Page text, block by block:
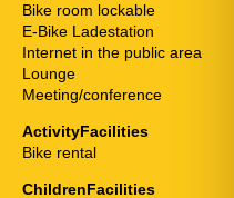
Bike room lockable
E-Bike Ladestation
Internet in the public area
Lounge
Meeting/conference
ActivityFacilities
Bike rental
ChildrenFacilities